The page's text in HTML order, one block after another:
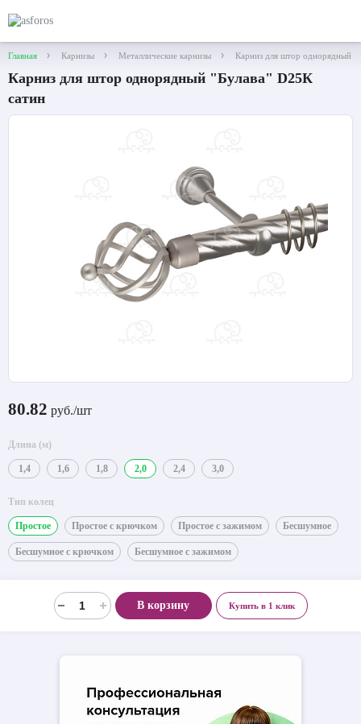
Главная Карнизы Металлические карнизы Карниз для штор однорядный
Карниз для штор однорядный "Булава" D25К
сатин
80.82 руб./шт
Длина (м)
1,4 1,6 1,8 2,0 2,4 3,0
Тип колец
Простое Простое с крючком Простое с зажимом Бесшумное
Бесшумное с крючком Бесшумное с зажимом
В корзину Купить в 1 клик